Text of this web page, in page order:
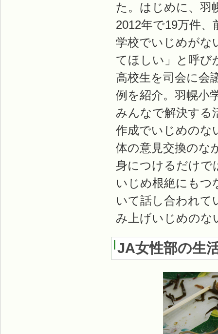
た。はじめに、羽
2012年で19万件
学校でいじめがな
てほしい」と呼び
高校生を司会に会
例を紹介。羽幌小
みんなで解決する
作成でいじめのな
体の意見交換のな
身につけるだけで
いじめ根絶にもつ
いて話し合われて
み上げいじめのな
JA女性部の生